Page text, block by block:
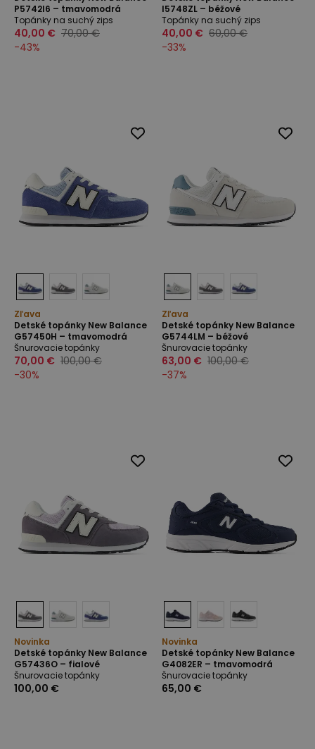
P5742I6 – tmavomodrá
Topánky na suchý zips
40,00 € 70,00 €
-43%
I5748ZL – béžové
Topánky na suchý zips
40,00 € 60,00 €
-33%
Zľava
Detské topánky New Balance
G57450H – tmavomodrá
Šnurovacie topánky
70,00 € 100,00 €
-30%
Zľava
Detské topánky New Balance
G5744LM – béžové
Šnurovacie topánky
63,00 € 100,00 €
-37%
Novinka
Detské topánky New Balance
G57436O – fialové
Šnurovacie topánky
100,00 €
Novinka
Detské topánky New Balance
G4082ER – tmavomodrá
Šnurovacie topánky
65,00 €